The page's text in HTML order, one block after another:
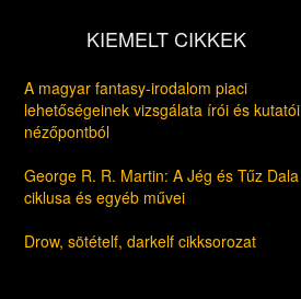
KIEMELT CIKKEK
A magyar fantasy-irodalom piaci
lehetőségeinek vizsgálata írói és kutatói
nézőpontból
George R. R. Martin: A Jég és Tűz Dala
ciklusa és egyéb művei
Drow, sötételf, darkelf cikksorozat